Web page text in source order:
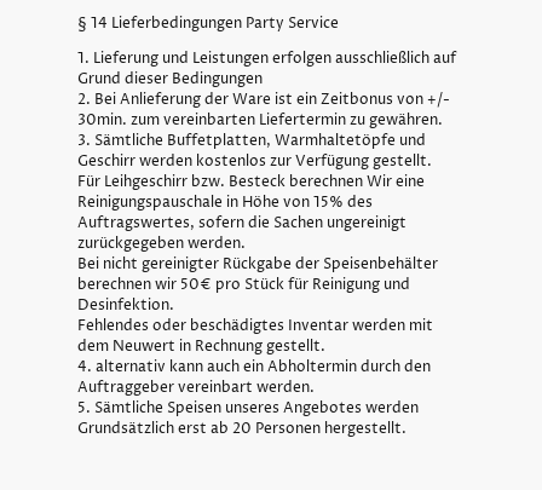
§ 14 Lieferbedingungen Party Service
1. Lieferung und Leistungen erfolgen ausschließlich auf
Grund dieser Bedingungen
2. Bei Anlieferung der Ware ist ein Zeitbonus von +/-
30min. zum vereinbarten Liefertermin zu gewähren.
3. Sämtliche Buffetplatten, Warmhaltetöpfe und
Geschirr werden kostenlos zur Verfügung gestellt.
Für Leihgeschirr bzw. Besteck berechnen Wir eine
Reinigungspauschale in Höhe von 15% des
Auftragswertes, sofern die Sachen ungereinigt
zurückgegeben werden.
Bei nicht gereinigter Rückgabe der Speisenbehälter
berechnen wir 50€ pro Stück für Reinigung und
Desinfektion.
Fehlendes oder beschädigtes Inventar werden mit
dem Neuwert in Rechnung gestellt.
4. alternativ kann auch ein Abholtermin durch den
Auftraggeber vereinbart werden.
5. Sämtliche Speisen unseres Angebotes werden
Grundsätzlich erst ab 20 Personen hergestellt.